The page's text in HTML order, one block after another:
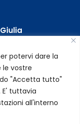
potervi dare la
le vostre
"Accetta tutto"
E' tuttavia
all'interno